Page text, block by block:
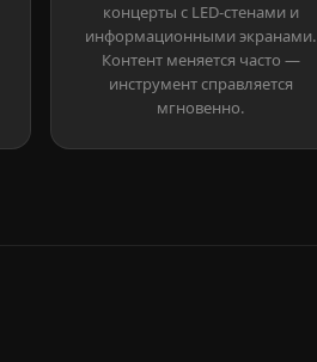
концерты с LED-стенами и
информационными экранами.
Контент меняется часто —
инструмент справляется
мгновенно.